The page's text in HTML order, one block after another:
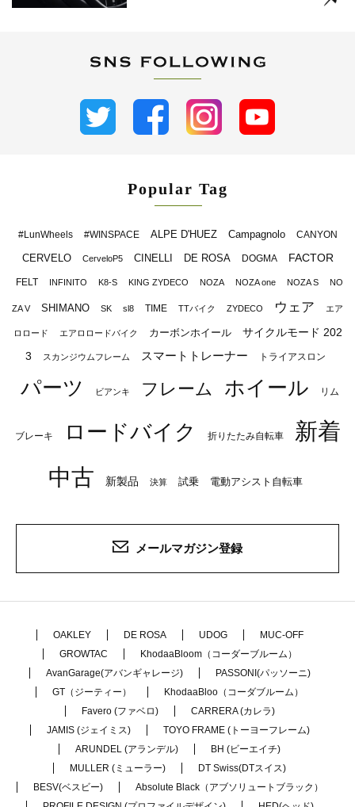
Popular Tag
#LunWheels #WINSPACE ALPE D'HUEZ Campagnolo CANYON
CERVELO CerveloP5 CINELLI DE ROSA DOGMA FACTOR
FELT INFINITO K8-S KING ZYDECO NOZA NOZA one NOZA S NO
ZA V SHIMANO SK sl8 TIME TTバイク ZYDECO ウェア エア
ロロード エアロロードバイク カーボンホイール
サイクルモード 202
3
スカンジウムフレーム スマートトレーナー トライアスロン
パーツ ビアンキ フレーム ホイール リム
ブレーキ ロードバイク 折りたたみ自転車
新着
中古
新製品 決算 試乗 電動アシスト自転車
メールマガジン登録
OAKLEY DE ROSA UDOG
MUC-OFF
GROWTAC
KhodaaBloom（コーダーブルーム）
AvanGarage(アバンギャレージ)
PASSONI(パッソーニ)
GT（ジーティー）
KhodaaBloo（コーダブルーム）
Favero (ファベロ)
CARRERA (カレラ)
JAMIS (ジェイミス)
TOYO FRAME (トーヨーフレーム)
ARUNDEL (アランデル)
BH (ビーエイチ)
MULLER (ミューラー)
DT Swiss(DTスイス)
BESV(ベスビー)
Absolute Black（アブソリュートブラック）